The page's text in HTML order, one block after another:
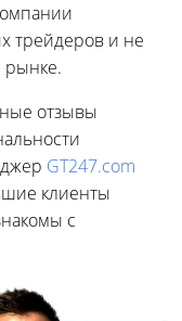
трейдеров и не
рынке.
отзывы
GT247.com
клиенты
с